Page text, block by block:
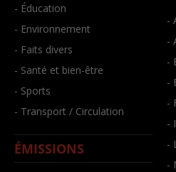
- Éducation
- Environnement
- Faits divers
- Santé et bien-être
- Sports
- Transport / Circulation
ÉMISSIONS
-
-
-
-
-
-
-
-